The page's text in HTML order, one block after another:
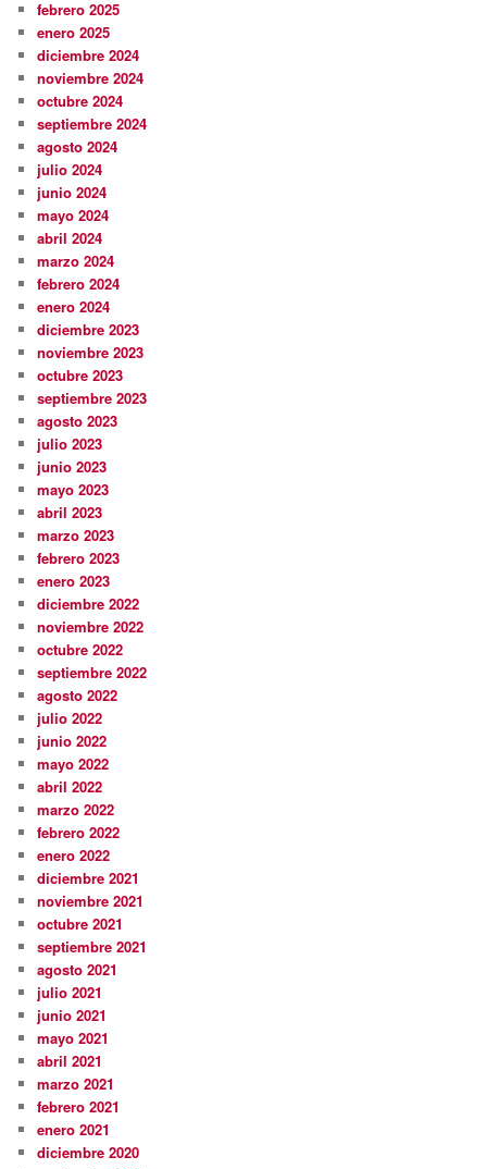
febrero 2025
enero 2025
diciembre 2024
noviembre 2024
octubre 2024
septiembre 2024
agosto 2024
julio 2024
junio 2024
mayo 2024
abril 2024
marzo 2024
febrero 2024
enero 2024
diciembre 2023
noviembre 2023
octubre 2023
septiembre 2023
agosto 2023
julio 2023
junio 2023
mayo 2023
abril 2023
marzo 2023
febrero 2023
enero 2023
diciembre 2022
noviembre 2022
octubre 2022
septiembre 2022
agosto 2022
julio 2022
junio 2022
mayo 2022
abril 2022
marzo 2022
febrero 2022
enero 2022
diciembre 2021
noviembre 2021
octubre 2021
septiembre 2021
agosto 2021
julio 2021
junio 2021
mayo 2021
abril 2021
marzo 2021
febrero 2021
enero 2021
diciembre 2020